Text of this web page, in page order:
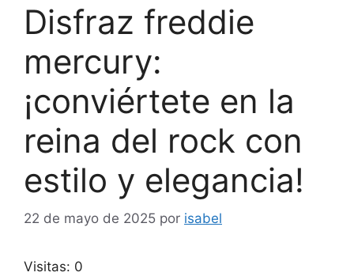
Disfraz freddie
mercury:
¡conviértete en la
reina del rock con
estilo y elegancia!
22 de mayo de 2025 por isabel
Visitas: 0